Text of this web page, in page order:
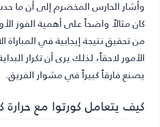
وأشار الحارس المخضرم إلى أن ما
كان مثالاً واضحاً على أهمية الفوز
من تحقيق نتيجة إيجابية في المباراة
الأمور لاحقاً، لذلك يرى أن تكرار
يصنع فارقاً كبيراً في مشوار الفريق.
كيف يتعامل كورتوا مع حرارة كأس